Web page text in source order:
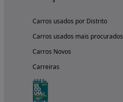
Carros usados por Distrito
Carros usados mais procurados
Carros Novos
Carreiras